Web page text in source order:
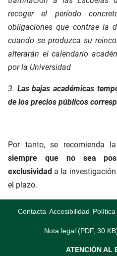
recoger el período
obligaciones que contrae la
cuando se produzca su
alterarán el calendario
por la Universidad
3. Las bajas académicas
de los precios públicos
Por tanto, se recomienda
siempre que no sea
exclusividad a la
el plazo.
Contacta Accesibilidad
Nota legal (PDF, 30
ATENCIÓN AL